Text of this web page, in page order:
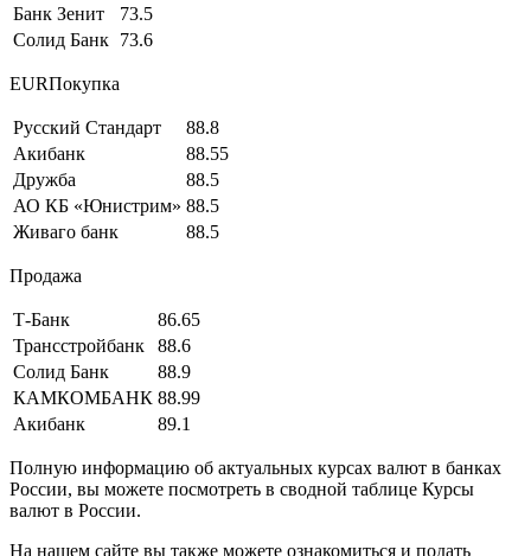
Банк Зенит
73.5
Солид Банк 73.6
EURПокупка
Русский Стандарт
88.8
Акибанк
88.55
Дружба
88.5
АО КБ «Юнистрим» 88.5
Живаго банк
88.5
Продажа
Т-Банк
86.65
Трансстройбанк
88.6
Солид Банк
88.9
КАМКОМБАНК 88.99
Акибанк
89.1
Полную информацию об актуальных курсах валют в банках
России, вы можете посмотреть в сводной таблице Курсы
валют в России.
На нашем сайте вы также можете ознакомиться и подать